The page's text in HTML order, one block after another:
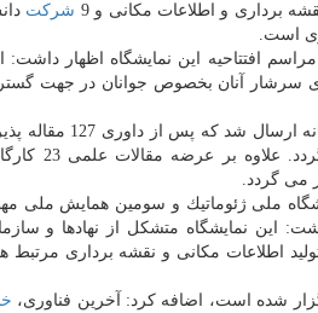
برداری و اطلاعات مكانی و 9 شركت
است.
افتتاحیه این نمایشگاه اظهار داشت:
سرشار آنان بخصوص جوانان در جهت
مقاله به صورت
می گردد.
ملی ژئوماتیك و سومین همایش ملی
این نمایشگاه متشكل از نهادها و
اطلاعات مكانی و نقشه برداری مرتبط
شده است، اضافه كرد: آخرین فناوری،